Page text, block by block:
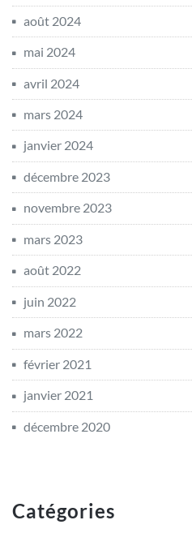
août 2024
mai 2024
avril 2024
mars 2024
janvier 2024
décembre 2023
novembre 2023
mars 2023
août 2022
juin 2022
mars 2022
février 2021
janvier 2021
décembre 2020
Catégories